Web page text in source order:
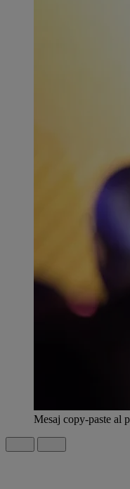
Mesaj copy-paste al